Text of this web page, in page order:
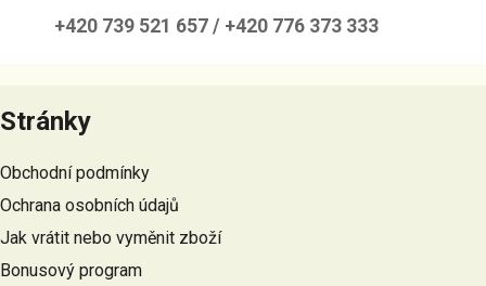
p
+420 739 521 657 / +420 776 373 333
á
p
a
t
í
Stránky
Obchodní podmínky
Ochrana osobních údajů
Jak vrátit nebo vyměnit zboží
Bonusový program